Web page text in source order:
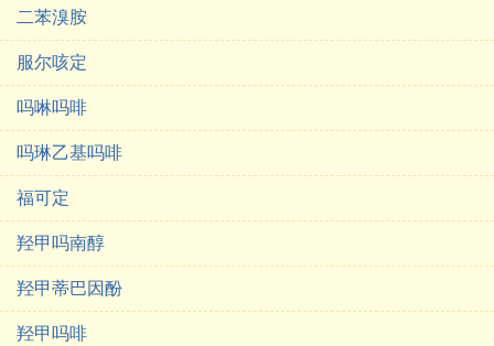
二苯溴胺
服尔咳定
吗啉吗啡
吗琳乙基吗啡
福可定
羟甲吗南醇
羟甲蒂巴因酚
羟甲吗啡